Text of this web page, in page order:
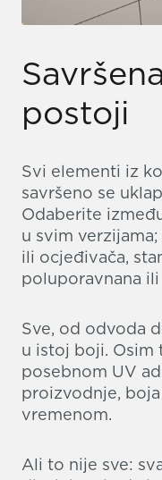
postoji
Svi elementi iz
savršeno se
Odaberite
u svim
ili ocjeđivača,
poluporavnana
Sve, od odvoda
u istoj boji. Osim
posebnom UV
proizvodnje,
vremenom.
Ali to nije sve: